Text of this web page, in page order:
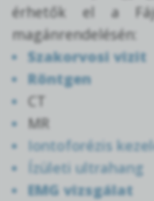
érhetők el a
magánrendelésén:
Szakorvosi vizit
Röntgen
CT
MR
Iontoforézis
Ízületi ultrahang
EMG vizsgálat